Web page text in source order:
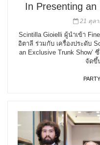
In Presenting an
21 ตุลา
Scintilla Gioielli ผู้นำเข้า
อิตาลี ร่วมกับ เครื่องประดับ
an Exclusive Trunk Show’
จัดขึ้
PARTY